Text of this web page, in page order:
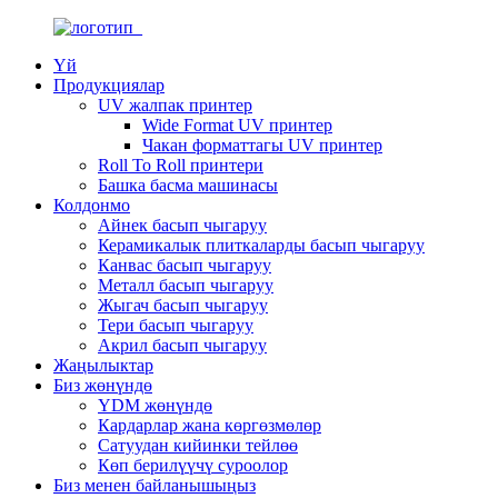
Үй
Продукциялар
UV жалпак принтер
Wide Format UV принтер
Чакан форматтагы UV принтер
Roll To Roll принтери
Башка басма машинасы
Колдонмо
Айнек басып чыгаруу
Керамикалык плиткаларды басып чыгаруу
Канвас басып чыгаруу
Металл басып чыгаруу
Жыгач басып чыгаруу
Тери басып чыгаруу
Акрил басып чыгаруу
Жаңылыктар
Биз жөнүндө
YDM жөнүндө
Кардарлар жана көргөзмөлөр
Сатуудан кийинки тейлөө
Көп берилүүчү суроолор
Биз менен байланышыңыз